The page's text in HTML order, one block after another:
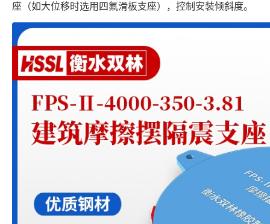
座（如大位移时选用四氟滑板支座），控制安装倾斜度。